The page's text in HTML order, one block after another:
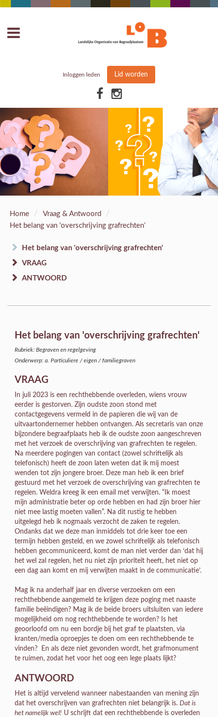
Inloggen leden Lid worden
Home / Vraag & Antwoord /
Het belang van ‘overschrijving grafrechten’
Het belang van 'overschrijving grafrechten'
VRAAG
ANTWOORD
Het belang van 'overschrijving grafrechten'
Rubriek: Begraven en regelgeving
Onderwerp: a. Particuliere / eigen / familiegraven
VRAAG
In juli 2023 is een rechthebbende overleden, wiens vrouw
eerder is gestorven. Zijn oudste zoon stond met
contactgegevens vermeld in de papieren die wij van de
uitvaartondernemer hebben ontvangen. Als secretaris van onze
bijzondere begraafplaats heb ik de oudste zoon aangeschreven
met het verzoek de overschrijving van grafrechten te regelen.
Na meerdere pogingen van contact (zowel schriftelijk als
telefonisch) heeft de zoon laten weten dat ik mij moest
wenden tot zijn jongere broer. Deze man heb ik een brief
gestuurd met het verzoek de overschrijving van grafrechten te
regelen. Weldra kreeg ik een email met verwijten. “Ik moest
mijn administratie beter op orde hebben en had zijn broer hier
niet mee lastig moeten vallen”. Na dit rustig te hebben
uitgelegd heb ik nogmaals verzocht de zaken te regelen.
Ondanks dat we deze man inmiddels tot drie keer toe een
termijn hebben gesteld, en we zowel schriftelijk als telefonisch
hebben gecommuniceerd, komt de man niet verder dan ‘dat hij
het wel zal regelen, het nu niet zijn prioriteit heeft, het niet op
een dag aan komt en mij verwijten maakt in de communicatie’.
Mag ik na anderhalf jaar en diverse verzoeken om een
rechthebbende aangemeld te krijgen deze poging met naaste
familie beëindigen? Mag ik de beide broers uitsluiten van iedere
mogelijkheid om nog rechthebbende te worden? Is het
geoorloofd om nu een bordje bij het graf te plaatsten, via
kranten/media oproepjes te doen om een rechthebbende te
vinden? En als deze niet gevonden wordt, het grafmonument
te ruimen, zodat het voor het oog een lege plaats lijkt?
ANTWOORD
Het is altijd vervelend wanneer nabestaanden van mening zijn
dat het overschrijven van grafrechten niet belangrijk is. Dat is
het namelijk wel! U schrijft dat een rechthebbende is overleden